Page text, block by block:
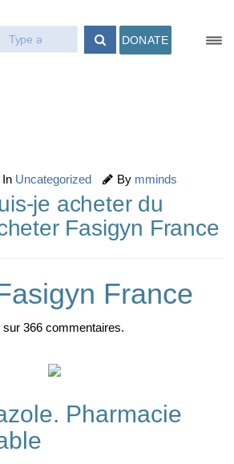
DONATE
In Uncategorized By mminds
je acheter du
Fasigyn France
France
sur 366 commentaires.
Pharmacie